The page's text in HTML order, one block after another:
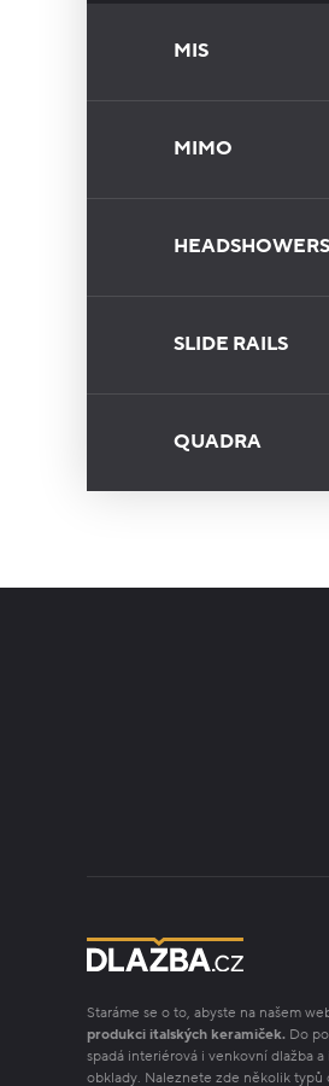
MIS
MIMO
HEADSHOWERS
SLIDE RAILS
QUADRA
Staráme se o to, abyste na našem
produkci italských keramiček. Do
spadá interiérová i venkovní dlažba
obklady. Naleznete zde několik typů